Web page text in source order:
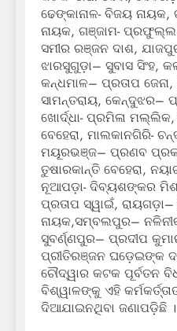
ଢେଙ୍କାନାଳ- ବିଜୟ
ନାୟକ, ଗଞ୍ଜାମ-
ସମୀର ରଞ୍ଜନ ଦାଶ,
ଝାରସୁଗୁଡ଼ା– ସୁବାସ ସିଂହ,
କନ୍ଧମାଳ– ପ୍ରତାପ ଜେନା,
ସାମନ୍ତରାୟ, କେନ୍ଦୁଝର–
ଖୋର୍ଦ୍ଧା- ପ୍ରମିଳା
ବେହେରା, ମାଲକାନଗିରି-
ମୟୂରଭଞ୍ଜ– ପ୍ରଣବ
ତୁଷାରକାନ୍ତି ବେହେରା,
ନୂଆପଡ଼ା- ଦିବ୍ୟଶଙ୍କର
ପ୍ରତାପ ସ୍ୱାଇଁ,
ନାୟକ,ସମ୍ବଲପୁର–
ସୁବର୍ଣ୍ଣପୁର– ପ୍ରଦୀପ
ପ୍ରୀତିରଞ୍ଜନ ଘଡ଼େଇଙ୍କ
ଚୌଦ୍ୱାର କଟକ ପୂର୍ବତନ
ବିଶ୍ୱାଳଙ୍କୁ ଏହି
ଦିଆଯାଇନଥିବା ଜଣାପଡ଼ିଛି ।